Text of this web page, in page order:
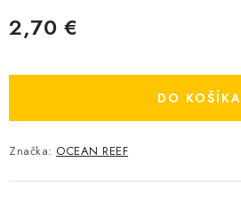
2,70 €
DO KOŠÍKA
Značka: OCEAN REEF